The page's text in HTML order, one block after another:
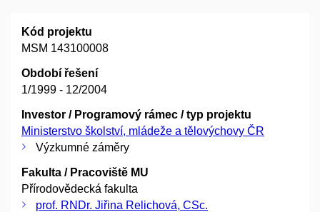
Kód projektu
MSM 143100008
Období řešení
1/1999 - 12/2004
Investor / Programový rámec / typ projektu
Ministerstvo školství, mládeže a tělovýchovy ČR
Výzkumné záměry
Fakulta / Pracoviště MU
Přírodovědecká fakulta
prof. RNDr. Jiřina Relichová, CSc.